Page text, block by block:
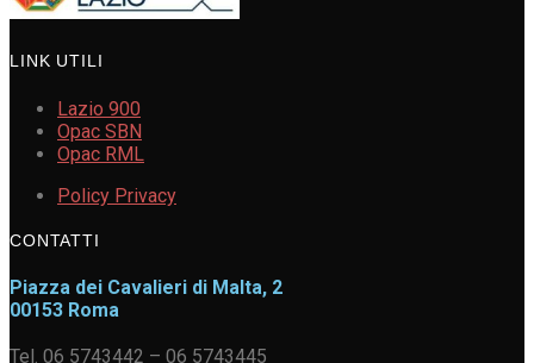
LINK UTILI
Lazio 900
Opac SBN
Opac RML
Policy Privacy
CONTATTI
Piazza dei Cavalieri di Malta, 2
00153 Roma
Tel. 06 5743442 – 06 5743445